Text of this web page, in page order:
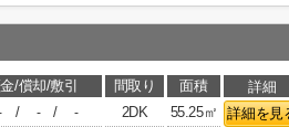
/償却/敷引 間取り 面積 詳細
/ - / - 2DK 55.25㎡ 詳細を見